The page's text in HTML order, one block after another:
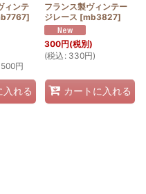
ィンテ
]
500円
入れる
フランス製ヴィンテー
ジレース [mb3827]
300円(税別)
(税込 : 330円)
カートに入れる